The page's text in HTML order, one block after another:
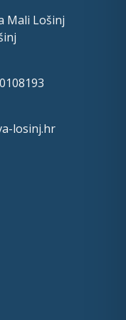
Mali Lošinj
losinj.hr